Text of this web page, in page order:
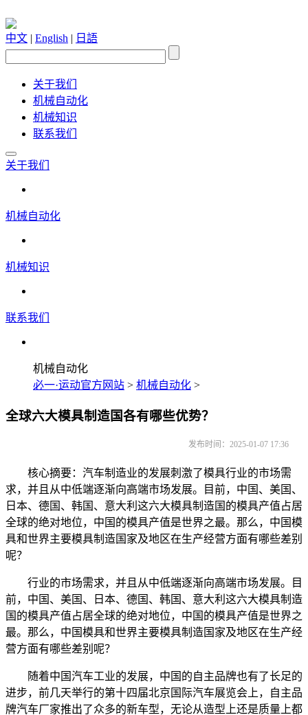
中文 | English | 日語
关于我们
机械自动化
机械知识
联系我们
关于我们
机械自动化
机械知识
联系我们
机械自动化
必一·运动官方网站 > 机械自动化 >
全球六大模具制造国各有哪些优势？
发布时间：2025-01-07 17:36
核心摘要：汽车制造业的发展刺激了模具行业的市场需
求，并且从中低端逐渐向高端市场发展。目前，中国、美国、
日本、德国、韩国、意大利这六大模具制造国的模具产值占居
全球的绝对地位，中国的模具产值是世界之最。那么，中国模
具和世界主要模具制造国家及地区在生产经营方面有哪些差别
呢？
行业的市场需求，并且从中低端逐渐向高端市场发展。目
前，中国、美国、日本、德国、韩国、意大利这六大模具制造
国的模具产值占居全球的绝对地位，中国的模具产值是世界之
最。那么，中国模具和世界主要模具制造国家及地区在生产经
营方面有哪些差别呢？
随着中国汽车工业的发展，中国的自主品牌也有了长足的
进步，前几天举行的第十四届北京国际汽车展览会上，自主品
牌汽车厂家推出了众多的新车型，无论从造型上还是质量上都